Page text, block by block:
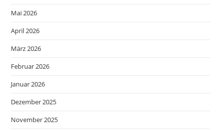
Mai 2026
April 2026
März 2026
Februar 2026
Januar 2026
Dezember 2025
November 2025